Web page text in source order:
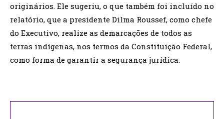
originários. Ele sugeriu, o que também foi incluído no
relatório, que a presidente Dilma Roussef, como chefe
do Executivo, realize as demarcações de todos as
terras indígenas, nos termos da Constituição Federal,
como forma de garantir a segurança jurídica.